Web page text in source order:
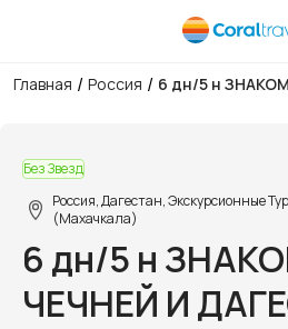
Главная / Россия / 6 дн/5 н
Без Звезд
Россия, Дагестан, Экскурсионные
(Махачкала)
6 дн/5 н
ЧЕЧНЕЙ И